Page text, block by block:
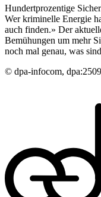
Hundertprozentige
Wer kriminelle Energie
auch finden.» Der
Bemühungen um mehr
noch mal genau, was
© dpa-infocom,